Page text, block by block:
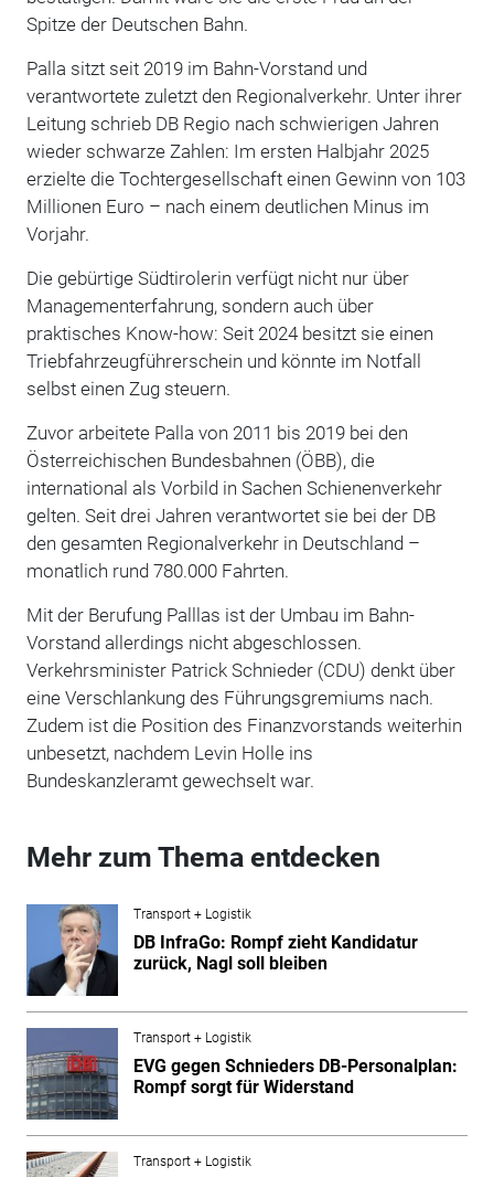
Spitze der Deutschen Bahn.
Palla sitzt seit 2019 im Bahn-Vorstand und
verantwortete zuletzt den Regionalverkehr. Unter ihrer
Leitung schrieb DB Regio nach schwierigen Jahren
wieder schwarze Zahlen: Im ersten Halbjahr 2025
erzielte die Tochtergesellschaft einen Gewinn von 103
Millionen Euro – nach einem deutlichen Minus im
Vorjahr.
Die gebürtige Südtirolerin verfügt nicht nur über
Managementerfahrung, sondern auch über
praktisches Know-how: Seit 2024 besitzt sie einen
Triebfahrzeugführerschein und könnte im Notfall
selbst einen Zug steuern.
Zuvor arbeitete Palla von 2011 bis 2019 bei den
Österreichischen Bundesbahnen (ÖBB), die
international als Vorbild in Sachen Schienenverkehr
gelten. Seit drei Jahren verantwortet sie bei der DB
den gesamten Regionalverkehr in Deutschland –
monatlich rund 780.000 Fahrten.
Mit der Berufung Palllas ist der Umbau im Bahn-
Vorstand allerdings nicht abgeschlossen.
Verkehrsminister Patrick Schnieder (CDU) denkt über
eine Verschlankung des Führungsgremiums nach.
Zudem ist die Position des Finanzvorstands weiterhin
unbesetzt, nachdem Levin Holle ins
Bundeskanzleramt gewechselt war.
Mehr zum Thema entdecken
Transport + Logistik
DB InfraGo: Rompf zieht Kandidatur
zurück, Nagl soll bleiben
Transport + Logistik
EVG gegen Schnieders DB-Personalplan:
Rompf sorgt für Widerstand
Transport + Logistik